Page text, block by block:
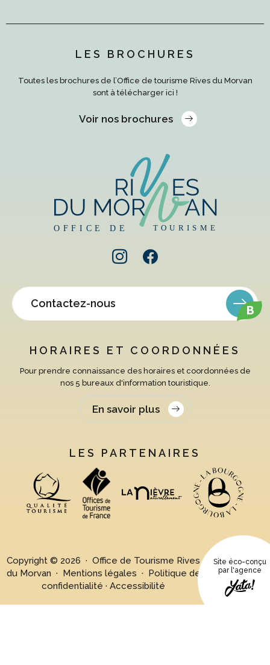
LES BROCHURES
Toutes les brochures de l’Office de tourisme Rives du Morvan
sont à télécharger ici !
Voir nos brochures
Contactez-nous
HORAIRES ET COORDONNÉES
Pour prendre connaissance des horaires et coordonnées de
nos 5 bureaux d'information touristique.
En savoir plus
LES PARTENAIRES
Copyright © 2026 · Office de Tourisme Rives
du Morvan · Mentions légales · Politique de
confidentialité · Accessibilité
Site éco-conçu
par l'agence
B